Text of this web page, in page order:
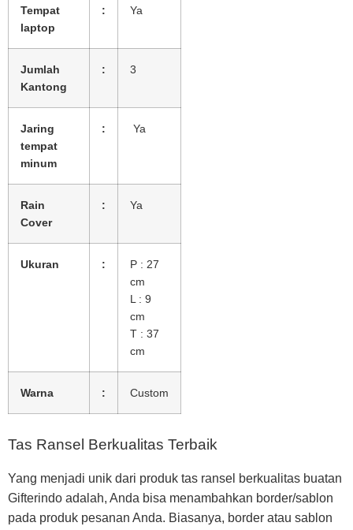
Tempat
laptop
: Ya
Jumlah
Kantong
: 3
Jaring
tempat
minum
: Ya
Rain
Cover
: Ya
Ukuran :
P : 27
cm
L : 9
cm
T : 37
cm
Warna : Custom
Tas Ransel Berkualitas Terbaik
Yang menjadi unik dari produk tas ransel berkualitas buatan
Gifterindo adalah, Anda bisa menambahkan border/sablon
pada produk pesanan Anda. Biasanya, border atau sablon